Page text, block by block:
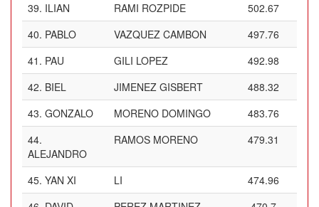
39. ILIAN RAMI ROZPIDE
502.67
40. PABLO VAZQUEZ CAMBON
497.76
41. PAU GILI LOPEZ
492.98
42. BIEL JIMENEZ GISBERT
488.32
43. GONZALO MORENO DOMINGO
483.76
44.
ALEJANDRO
RAMOS MORENO 479.31
45. YAN XI LI
474.96